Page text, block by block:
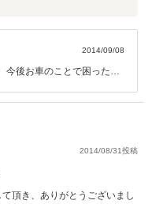
2014/09/08
今後お車のことで困ったこ
2014/08/31投稿
頂き、ありがとうございまし